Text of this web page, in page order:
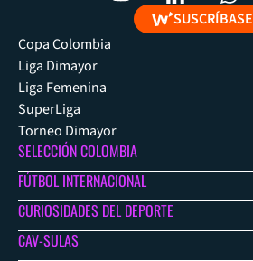
SUSCRÍBASE
Copa Colombia
Liga Dimayor
Liga Femenina
SuperLiga
Torneo Dimayor
SELECCIÓN COLOMBIA
FÚTBOL INTERNACIONAL
CURIOSIDADES DEL DEPORTE
CAV-SULAS